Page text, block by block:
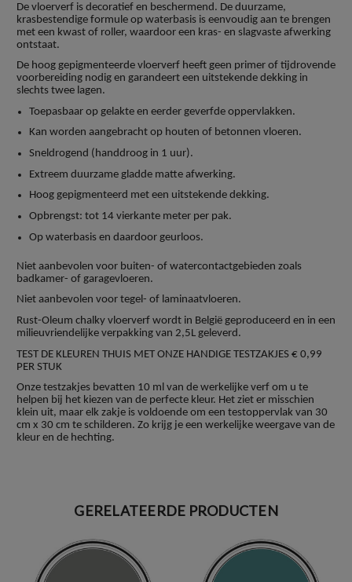
De vloerverf is decoratief en beschermend. De duurzame,
krasbestendige formule op waterbasis is eenvoudig aan te brengen
met een kwast of roller, waardoor een kras- en slagvaste afwerking
ontstaat.
De hoog gepigmenteerde vloerverf heeft geen primer of tijdrovende
voorbereiding nodig en garandeert een uitstekende dekking in
slechts twee lagen.
Toepasbaar op gelakte en eerder geverfde oppervlakken.
Kan worden aangebracht op houten of betonnen vloeren.
Sneldrogend (handdroog in 1 uur).
Extreem duurzame gladde matte afwerking.
Hoog gepigmenteerd met een uitstekende dekking.
Opbrengst: tot 14 vierkante meter per pak.
Op waterbasis en daardoor geurloos.
Niet aanbevolen voor buiten- of watercontactgebieden zoals
badkamer- of garagevloeren.
Niet aanbevolen voor tegel- of laminaatvloeren.
Rust-Oleum chalky vloerverf wordt in België geproduceerd en in een
milieuvriendelijke verpakking van 2,5L geleverd.
TEST DE KLEUREN THUIS MET ONZE HANDIGE TESTZAKJES € 0,99
PER STUK
Onze testzakjes bevatten 10 ml van de werkelijke verf om u te
helpen bij het kiezen van de perfecte kleur. Het ziet er misschien
klein uit, maar elk zakje is voldoende om een testoppervlak van 30
cm x 30 cm te schilderen. Zo krijg je een werkelijke weergave van de
kleur en de hechting.
GERELATEERDE PRODUCTEN